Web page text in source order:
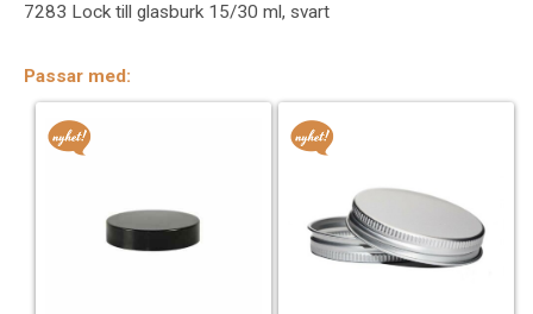
7283 Lock till glasburk 15/30 ml, svart
Passar med: